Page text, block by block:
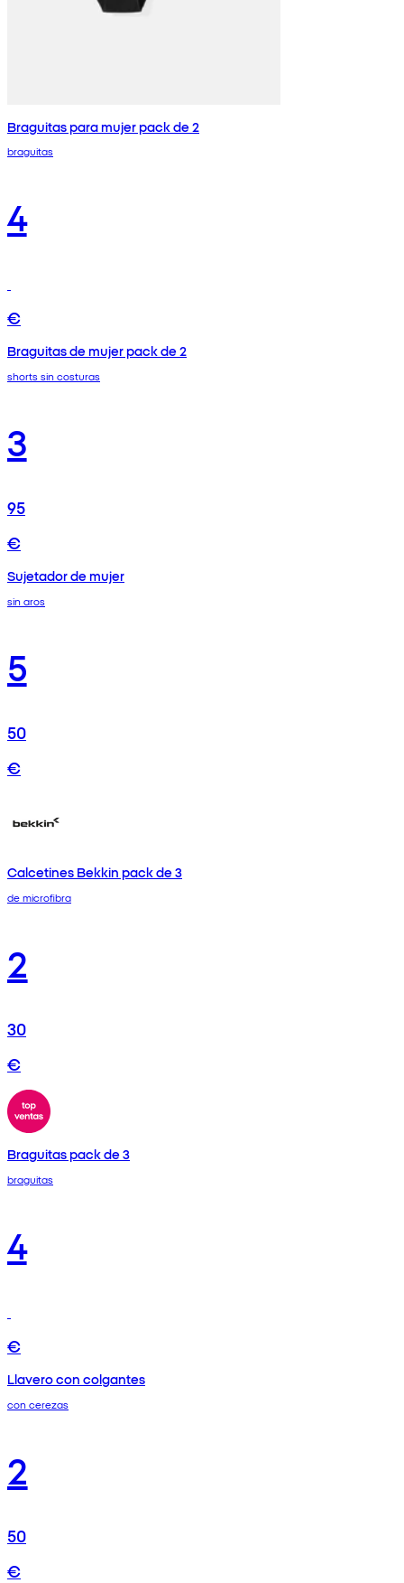
Braguitas para mujer pack de 2
braguitas
4
€
Braguitas de mujer pack de 2
shorts sin costuras
3
95
€
Sujetador de mujer
sin aros
5
50
€
Calcetines Bekkin pack de 3
de microfibra
2
30
€
Braguitas pack de 3
braguitas
4
€
Llavero con colgantes
con cerezas
2
50
€